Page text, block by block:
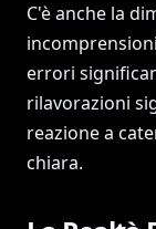
C'è anche la
errori
rilavorazioni
reazione a
chiara.